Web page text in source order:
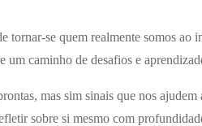
se quem realmente somos
caminho de desafios e
mas sim sinais que nos
sobre si mesmo com